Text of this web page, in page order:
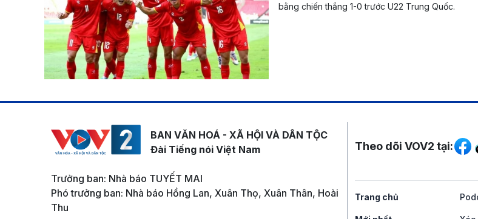
bằng chiến thắng 1-0 trước U22 Trung Quốc.
BAN VĂN HOÁ - XÃ HỘI VÀ DÂN TỘC
Đài Tiếng nói Việt Nam
Trưởng ban: Nhà báo TUYẾT MAI
Phó trưởng ban: Nhà báo Hồng Lan, Xuân Thọ, Xuân Thân, Hoài
Thu
Mạng xã hội
Theo dõi VOV2 tại:
Trang chủ